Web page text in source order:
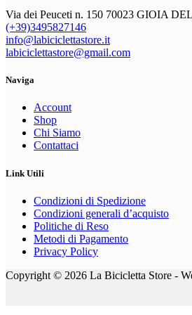
Via dei Peuceti n. 150 70023 GIOIA
(+39)3495827146
info@labiciclettastore.it
labiciclettastore@gmail.com
Naviga
Account
Shop
Chi Siamo
Contattaci
Link Utili
Condizioni di Spedizione
Condizioni generali d’acquisto
Politiche di Reso
Metodi di Pagamento
Privacy Policy
Copyright © 2026 La Bicicletta Store -